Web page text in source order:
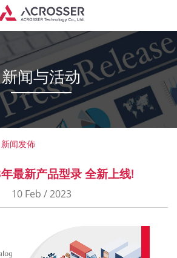
新闻与活动
新闻发佈
最新产品型录 全新上线!
10 Feb / 2023